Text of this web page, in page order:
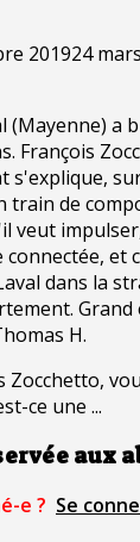
201924
(Mayenne) a
François
s'explique,
train de
veut
et
dans la
H.
ce une ...
aux
e ? Se